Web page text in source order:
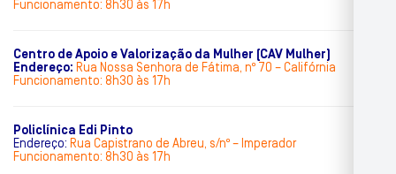
Funcionamento: 8h30 às 17h
Centro de Apoio e Valorização da Mulher (CAV Mulher)
Endereço: Rua Nossa Senhora de Fátima, nº 70 – Califórnia
Funcionamento: 8h30 às 17h
Policlínica Edi Pinto
Endereço: Rua Capistrano de Abreu, s/nº – Imperador
Funcionamento: 8h30 às 17h